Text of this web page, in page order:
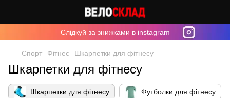
Cлідкуй за знижками в instagram
Спорт Фітнес Шкарпетки для фітнесу
Шкарпетки для фітнесу
Шкарпетки для фітнесу Футболки для фітнесу